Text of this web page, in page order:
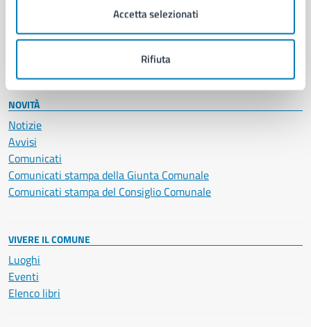
Accetta selezionati
Rifiuta
Salute, benessere e assistenza
Servizi Cimiteriali
NOVITÀ
Notizie
Avvisi
Comunicati
Comunicati stampa della Giunta Comunale
Comunicati stampa del Consiglio Comunale
VIVERE IL COMUNE
Luoghi
Eventi
Elenco libri